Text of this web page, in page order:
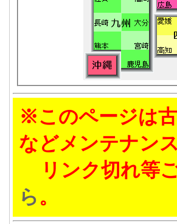
※このページは
などメンテナン
リンク切れ等
ら。